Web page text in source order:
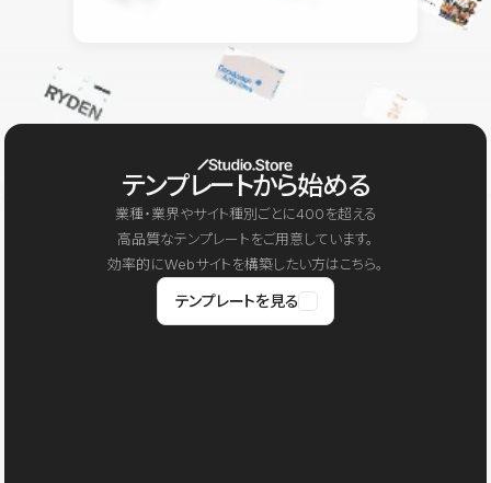
テンプレートから始める
業種・業界やサイト種別ごとに400を超える
高品質なテンプレートをご用意しています。
効率的にWebサイトを構築したい方はこちら。
テンプレートを見る